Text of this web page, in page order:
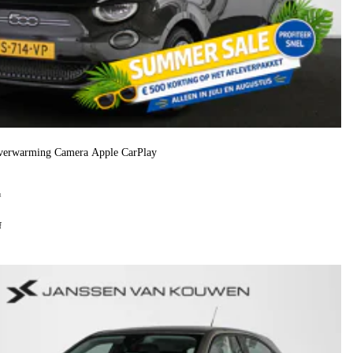
Camera Apple CarPlay